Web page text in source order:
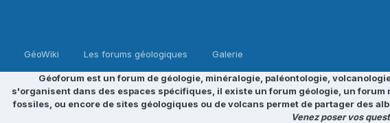
GéoWiki Les forums géologiques Galerie
Géoforum est un forum de géologie, minéralogie, paléontologie,
s'organisent dans des espaces spécifiques, il existe un forum géologie, un
fossiles, ou encore de sites géologiques ou de volcans permet de partager des
Venez poser vos